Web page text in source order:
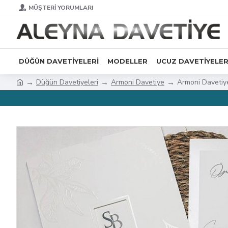
MÜŞTERI YORUMLARI
DÜĞÜN DAVETIYELERI MODELLER UCUZ DAVETIYELER
Düğün Davetiyeleri Armoni Davetiye Armoni